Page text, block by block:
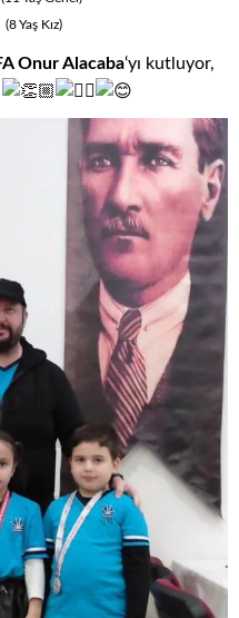
(8Yaş Kız)
Onur Alacaba‘yı kutluyor,